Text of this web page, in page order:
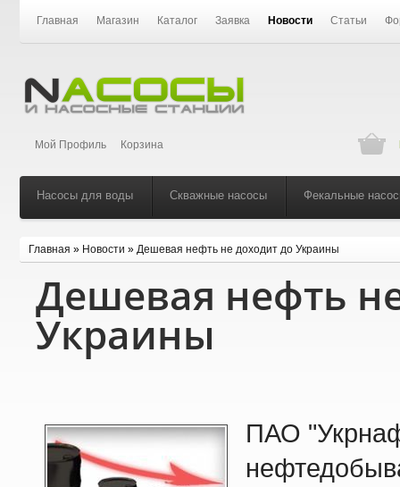
Главная Магазин Каталог Заявка Новости Статьи
Мой Профиль Корзина
Насосы для воды Скважные насосы Фекальные
Главная » Новости » Дешевая нефть не доходит до Украины
Дешевая нефть
Украины
ПАО